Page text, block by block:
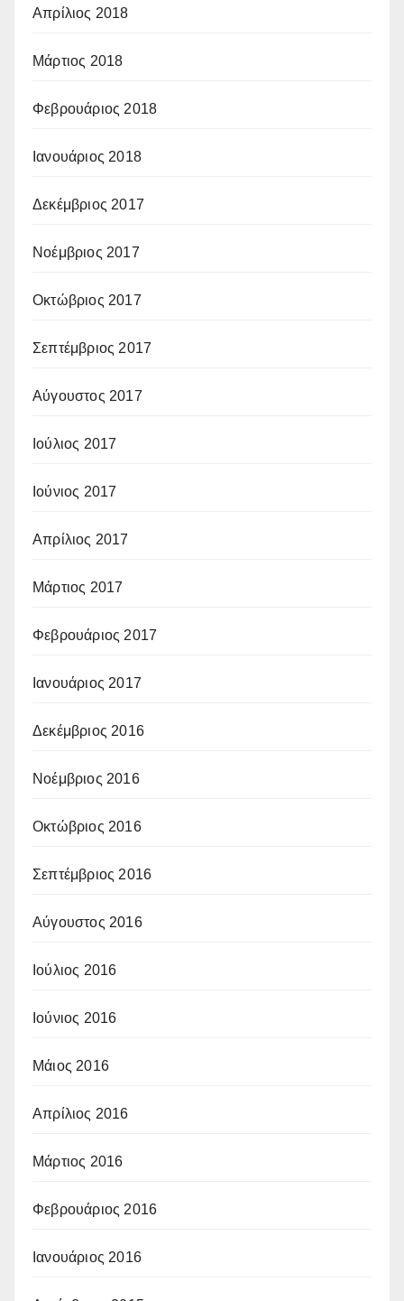
Απρίλιος 2018
Μάρτιος 2018
Φεβρουάριος 2018
Ιανουάριος 2018
Δεκέμβριος 2017
Νοέμβριος 2017
Οκτώβριος 2017
Σεπτέμβριος 2017
Αύγουστος 2017
Ιούλιος 2017
Ιούνιος 2017
Απρίλιος 2017
Μάρτιος 2017
Φεβρουάριος 2017
Ιανουάριος 2017
Δεκέμβριος 2016
Νοέμβριος 2016
Οκτώβριος 2016
Σεπτέμβριος 2016
Αύγουστος 2016
Ιούλιος 2016
Ιούνιος 2016
Μάιος 2016
Απρίλιος 2016
Μάρτιος 2016
Φεβρουάριος 2016
Ιανουάριος 2016